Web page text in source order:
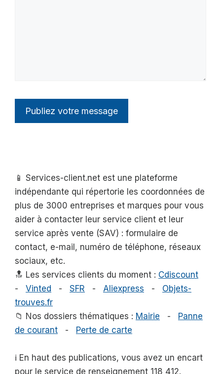
📱 Services-client.net est une plateforme
indépendante qui répertorie les coordonnées de
plus de 3000 entreprises et marques pour vous
aider à contacter leur service client et leur
service après vente (SAV) : formulaire de
contact, e-mail, numéro de téléphone, réseaux
sociaux, etc.
🔝 Les services clients du moment : Cdiscount
- Vinted - SFR - Aliexpress - Objets-
trouves.fr
📁 Nos dossiers thématiques : Mairie - Panne
de courant - Perte de carte
ℹ️ En haut des publications, vous avez un encart
pour le service de renseignement 118 412.